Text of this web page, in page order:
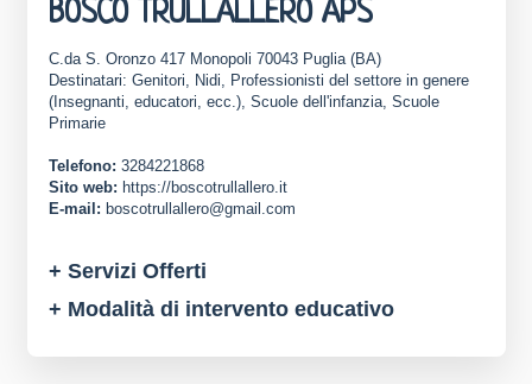
BOSCO TRULLALLERO APS
C.da S. Oronzo 417 Monopoli 70043 Puglia (BA)
Destinatari: Genitori, Nidi, Professionisti del settore in genere
(Insegnanti, educatori, ecc.), Scuole dell'infanzia, Scuole
Primarie
Telefono: 3284221868
Sito web: https://boscotrullallero.it
E-mail: boscotrullallero@gmail.com
+ Servizi Offerti
+ Modalità di intervento educativo